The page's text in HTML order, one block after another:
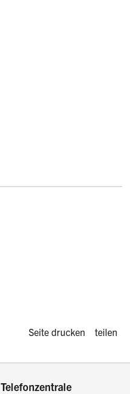
Diese Seite
Seite drucken teilen
Telefonzentrale